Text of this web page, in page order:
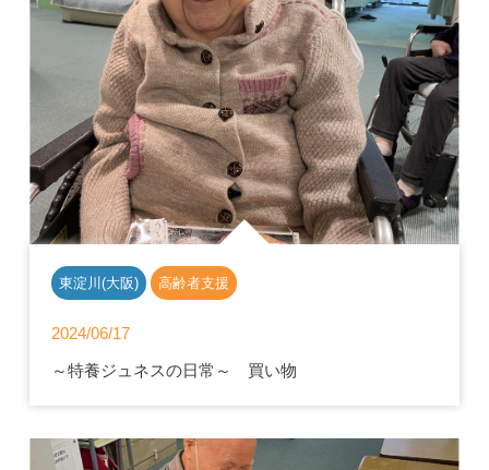
東淀川(大阪) 高齢者支援
2024/06/17
～特養ジュネスの日常～ 買い物